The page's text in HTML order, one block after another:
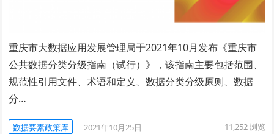
重庆市大数据应用发展管理局于2021年10月发布《重庆市
公共数据分类分级指南（试行）》，该指南主要包括范围、
规范性引用文件、术语和定义、数据分类分级原则、数据
分…
数据要素政策库 2021年10月25日 11,252浏览